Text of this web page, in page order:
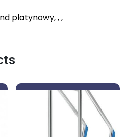
platynowy, , ,